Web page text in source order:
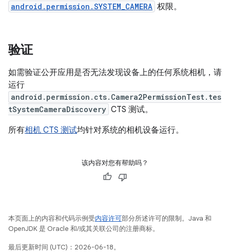
android.permission.SYSTEM_CAMERA 权限。
验证
如需验证公开应用是否无法发现设备上的任何系统相机，请
运行
android.permission.cts.Camera2PermissionTest.tes
tSystemCameraDiscovery CTS 测试。
所有相机 CTS 测试均针对系统的相机设备运行。
该内容对您有帮助吗？
本页面上的内容和代码示例受内容许可部分所述许可的限制。Java 和
OpenJDK 是 Oracle 和/或其关联公司的注册商标。
最后更新时间 (UTC)：2026-06-18。